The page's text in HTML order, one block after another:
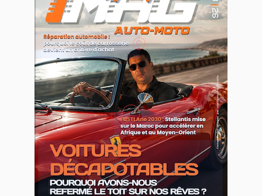
WEB TV LODJ24 : Youtube, kick et twitch
Plein écran
Inscription à la newsletter